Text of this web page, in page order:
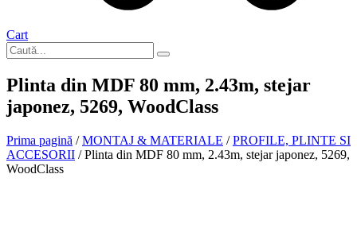
Cart
Plinta din MDF 80 mm, 2.43m, stejar
japonez, 5269, WoodClass
Prima pagină /MONTAJ & MATERIALE /PROFILE, PLINTE SI
ACCESORII / Plinta din MDF 80 mm, 2.43m, stejar japonez, 5269,
WoodClass